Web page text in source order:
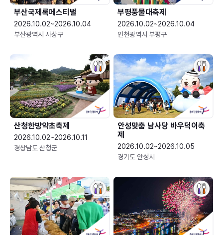
부산국제록페스티벌
2026.10.02~2026.10.04
부산광역시 사상구
부평풍물대축제
2026.10.02~2026.10.04
인천광역시 부평구
산청한방약초축제
2026.10.02~2026.10.11
경상남도 산청군
안성맞춤 남사당 바우덕이축
제
2026.10.02~2026.10.05
경기도 안성시